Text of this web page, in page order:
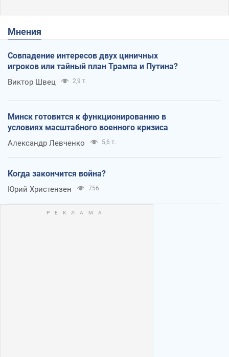
Мнения
Совпадение интересов двух циничных
игроков или тайный план Трампа и Путина?
Виктор Швец 2,9 т.
Минск готовится к функционированию в
условиях масштабного военного кризиса
Александр Левченко 5,6 т.
Когда закончится война?
Юрий Христензен 756